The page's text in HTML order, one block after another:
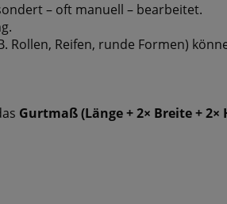
– oft manuell – bearbeitet.
Reifen, runde Formen)
Gurtmaß (Länge + 2× Breite + 2×